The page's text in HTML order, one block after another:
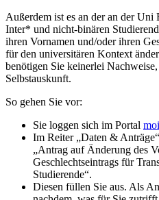
Außerdem ist es an der an der Uni
Inter* und nicht-binären
ihren Vornamen und/oder ihren
für den universitären Kontext
benötigen Sie keinerlei
Selbstauskunft.
So gehen Sie vor:
Sie loggen sich im Portal
Im Reiter „Daten &
„Antrag auf Änderung des
Geschlechtseintrags für
Studierende“.
Diesen füllen Sie aus. Als